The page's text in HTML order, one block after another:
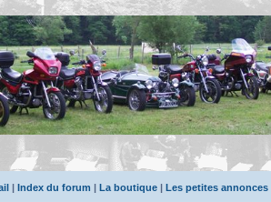
| Index du forum | La boutique | Les petites